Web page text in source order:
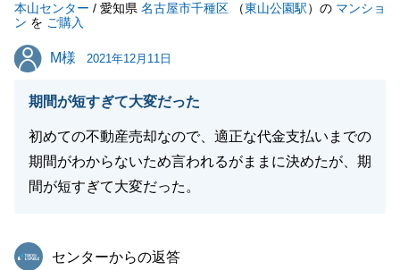
だきましたこと、深く感謝申し上げます。
また、H様の多大なるご協力のお陰で、元のお住まい
も買主様に大変お気に入りいただき、無事ご売却でき
またH様ご家族の皆様の元気なお顔を見れたらと思い
ます。
今後とも東急リバブルをご愛顧いただきますよう、何
卒よろしくお願い申し上げます。
閉じる
本山センター / 愛知県 名古屋市千種区 （東山公園駅）の マンショ
ン を ご購入
M様
M様 2021年12月11日
期間が短すぎて大変だった
初めての不動産売却なので、適正な代金支払いまでの
期間がわからないため言われるがままに決めたが、期
間が短すぎて大変だった。
東急リバブル
センターからの返答